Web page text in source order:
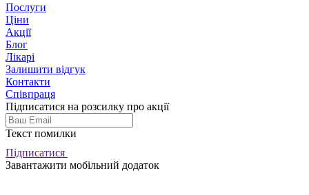
Послуги
Ціни
Акції
Блог
Лікарі
Залишити відгук
Контакти
Співпраця
Підписатися на розсилку про акції
Текст помилки
Підписатися
Завантажити мобільний додаток